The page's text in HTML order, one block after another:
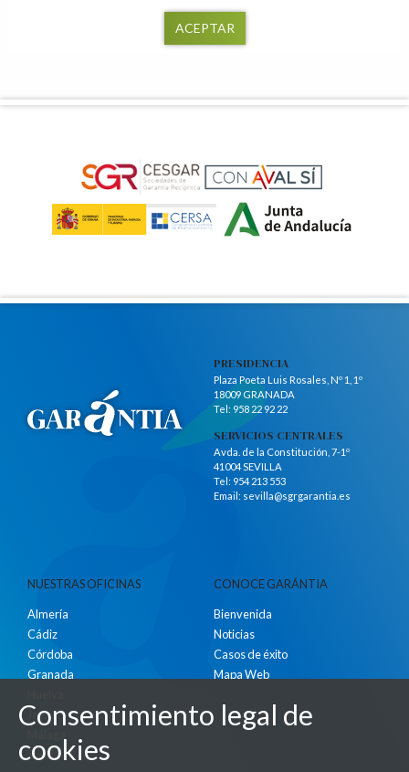
ACEPTAR
PRESIDENCIA
Plaza Poeta Luis Rosales, Nº 1, 1º
18009 GRANADA
Tel: 958 22 92 22
SERVICIOS CENTRALES
Avda. de la Constitución, 7-1º
41004 SEVILLA
Tel: 954 213 553
Email: sevilla@sgrgarantia.es
NUESTRAS OFICINAS
Almería
Cádiz
Córdoba
Granada
Jaén
Sevilla
CONOCE GARÁNTIA
Bienvenida
Noticias
Casos de éxito
Mapa Web
Consentimiento legal de
cookies